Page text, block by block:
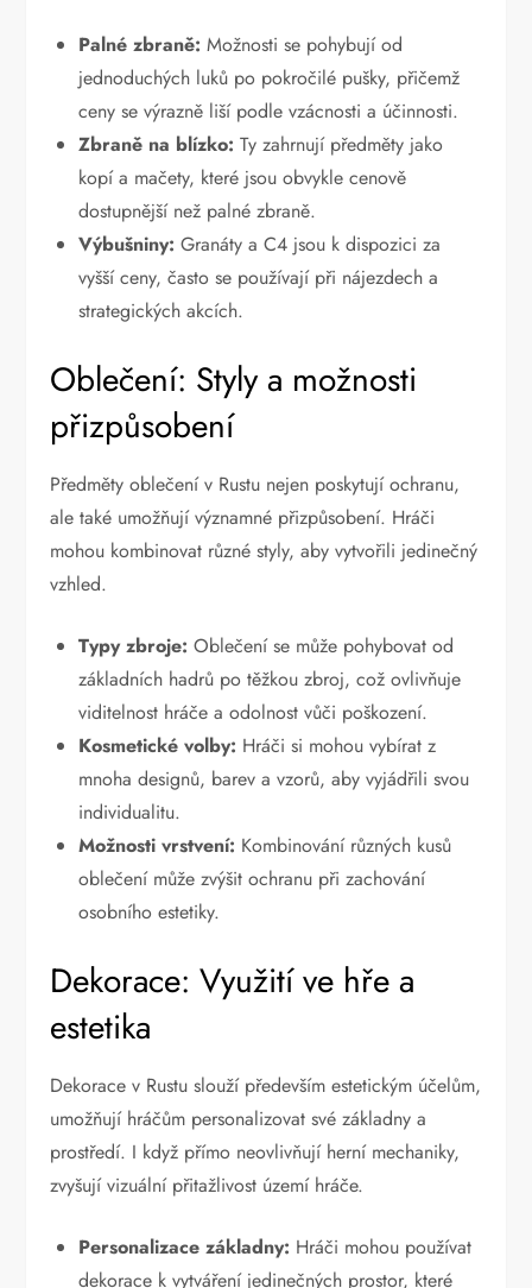
Palné zbraně: Možnosti se pohybují od
jednoduchých luků po pokročilé pušky, přičemž
ceny se výrazně liší podle vzácnosti a účinnosti.
Zbraně na blízko: Ty zahrnují předměty jako
kopí a mačety, které jsou obvykle cenově
dostupnější než palné zbraně.
Výbušniny: Granáty a C4 jsou k dispozici za
vyšší ceny, často se používají při nájezdech a
strategických akcích.
Oblečení: Styly a možnosti
přizpůsobení
Předměty oblečení v Rustu nejen poskytují ochranu,
ale také umožňují významné přizpůsobení. Hráči
mohou kombinovat různé styly, aby vytvořili jedinečný
vzhled.
Typy zbroje: Oblečení se může pohybovat od
základních hadrů po těžkou zbroj, což ovlivňuje
viditelnost hráče a odolnost vůči poškození.
Kosmetické volby: Hráči si mohou vybírat z
mnoha designů, barev a vzorů, aby vyjádřili svou
individualitu.
Možnosti vrstvení: Kombinování různých kusů
oblečení může zvýšit ochranu při zachování
osobního estetiky.
Dekorace: Využití ve hře a
estetika
Dekorace v Rustu slouží především estetickým účelům,
umožňují hráčům personalizovat své základny a
prostředí. I když přímo neovlivňují herní mechaniky,
zvyšují vizuální přitažlivost území hráče.
Personalizace základny: Hráči mohou používat
dekorace k vytváření jedinečných prostor, které